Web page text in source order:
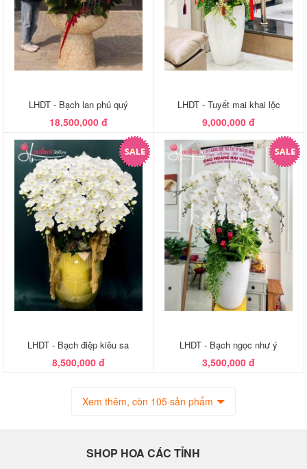
LHDT - Bạch lan phú quý
18,500,000 đ
LHDT - Tuyết mai khai lộc
9,000,000 đ
LHDT - Bạch điệp kiêu sa
8,500,000 đ
LHDT - Bạch ngọc như ý
3,500,000 đ
Xem thêm, còn 105 sản phẩm
SHOP HOA CÁC TỈNH